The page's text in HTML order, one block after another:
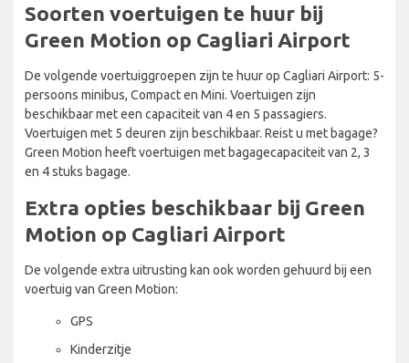
Soorten voertuigen te huur bij
Green Motion op Cagliari Airport
De volgende voertuiggroepen zijn te huur op Cagliari Airport: 5-
persoons minibus, Compact en Mini. Voertuigen zijn
beschikbaar met een capaciteit van 4 en 5 passagiers.
Voertuigen met 5 deuren zijn beschikbaar. Reist u met bagage?
Green Motion heeft voertuigen met bagagecapaciteit van 2, 3
en 4 stuks bagage.
Extra opties beschikbaar bij Green
Motion op Cagliari Airport
De volgende extra uitrusting kan ook worden gehuurd bij een
voertuig van Green Motion:
GPS
Kinderzitje